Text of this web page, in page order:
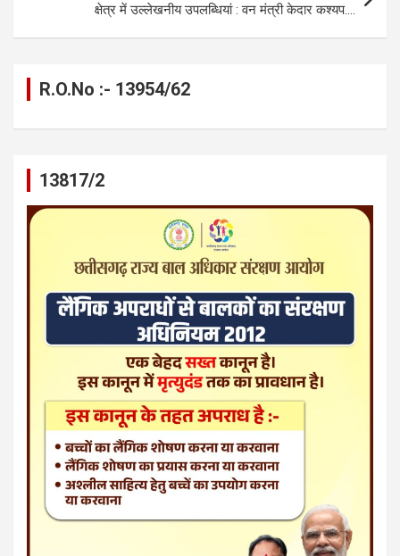
क्षेत्र में उल्लेखनीय उपलब्धियां : वन मंत्री केदार कश्यप….
R.O.No :- 13954/62
13817/2